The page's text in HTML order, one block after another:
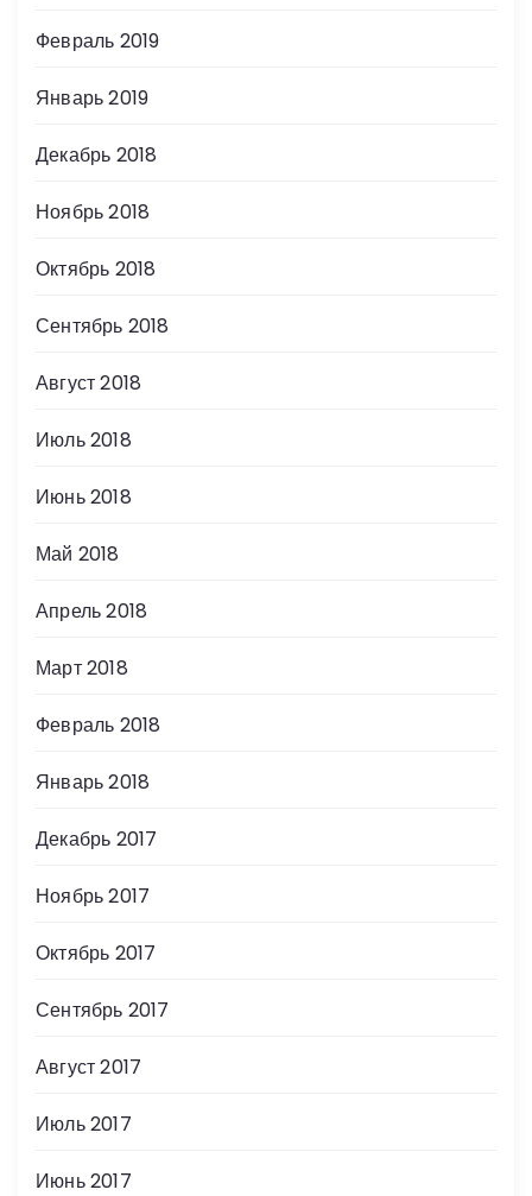
Февраль 2019
Январь 2019
Декабрь 2018
Ноябрь 2018
Октябрь 2018
Сентябрь 2018
Август 2018
Июль 2018
Июнь 2018
Май 2018
Апрель 2018
Март 2018
Февраль 2018
Январь 2018
Декабрь 2017
Ноябрь 2017
Октябрь 2017
Сентябрь 2017
Август 2017
Июль 2017
Июнь 2017